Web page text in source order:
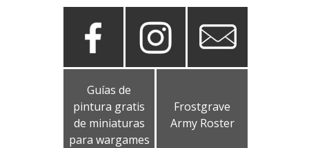
Guías de
pintura gratis
de miniaturas
para wargames
Frostgrave
Army Roster